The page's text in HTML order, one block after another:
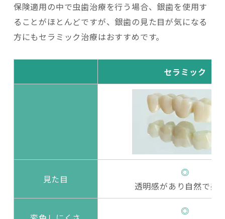
保険適用の中で虫歯治療を行う場合、銀歯を使用す
ることがほとんどですが、銀歯の見た目が気になる
方にもセラミック治療はおすすめです。
セラミック
見た目
◎
透明感があり自然で美
◎